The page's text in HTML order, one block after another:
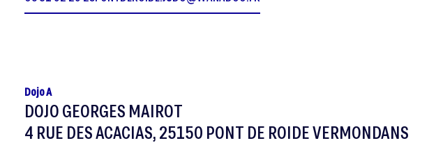
Dojo A
DOJO GEORGES MAIROT
4 RUE DES ACACIAS, 25150 PONT DE ROIDE VERMONDANS